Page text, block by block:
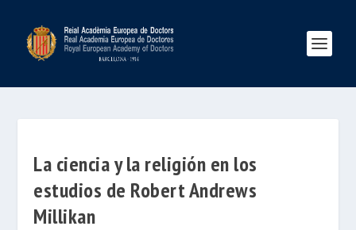
La ciencia y la religión en los
estudios de Robert Andrews
Millikan